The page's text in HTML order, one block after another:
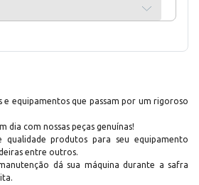
e equipamentos que passam por um rigoroso
dia com nossas peças genuínas!
qualidade produtos para seu equipamento
entre outros.
dá sua máquina durante a safra